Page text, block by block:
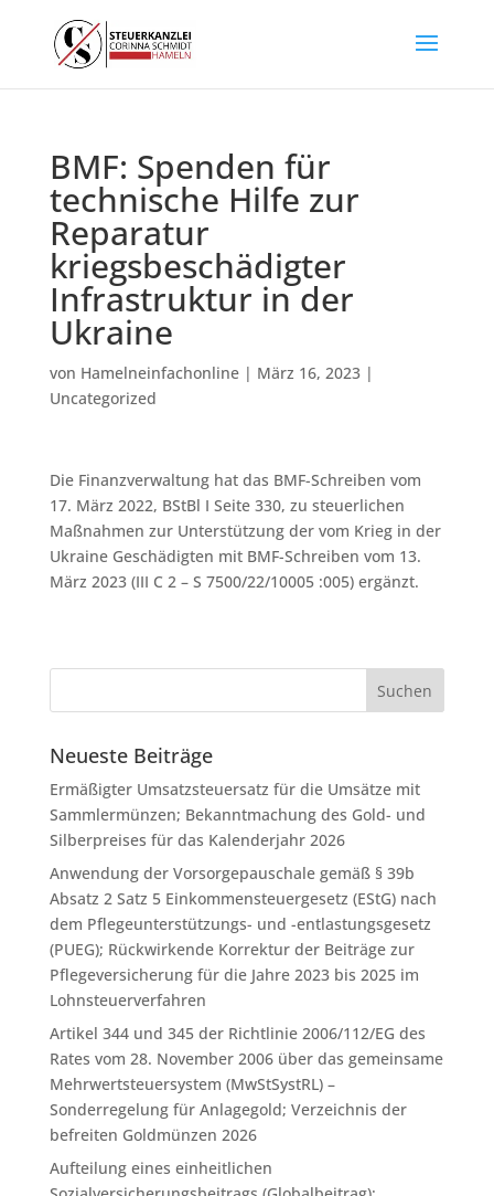
BMF: Spenden für
technische Hilfe zur
Reparatur
kriegsbeschädigter
Infrastruktur in der
Ukraine
von Hamelneinfachonline| März 16, 2023|
Uncategorized
Die Finanzverwaltung hat das BMF-Schreiben vom
17. März 2022, BStBl I Seite 330, zu steuerlichen
Maßnahmen zur Unterstützung der vom Krieg in der
Ukraine Geschädigten mit BMF-Schreiben vom 13.
März 2023 (III C 2 – S 7500/22/10005 :005) ergänzt.
Neueste Beiträge
Ermäßigter Umsatzsteuersatz für die Umsätze mit
Sammlermünzen; Bekanntmachung des Gold- und
Silberpreises für das Kalenderjahr 2026
Anwendung der Vorsorgepauschale gemäß § 39b
Absatz 2 Satz 5 Einkommensteuergesetz (EStG) nach
dem Pflegeunterstützungs- und -entlastungsgesetz
(PUEG); Rückwirkende Korrektur der Beiträge zur
Pflegeversicherung für die Jahre 2023 bis 2025 im
Lohnsteuerverfahren
Artikel 344 und 345 der Richtlinie 2006/112/EG des
Rates vom 28. November 2006 über das gemeinsame
Mehrwertsteuersystem (MwStSystRL) –
Sonderregelung für Anlagegold; Verzeichnis der
befreiten Goldmünzen 2026
Aufteilung eines einheitlichen